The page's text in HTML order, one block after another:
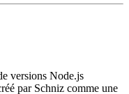
versions Node.js
par Schniz comme une